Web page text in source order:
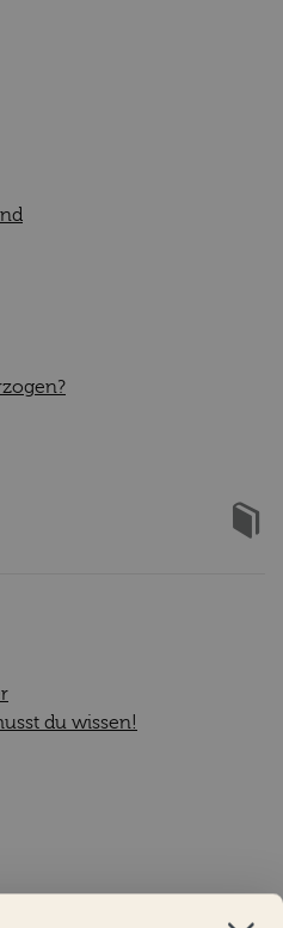
du wissen!